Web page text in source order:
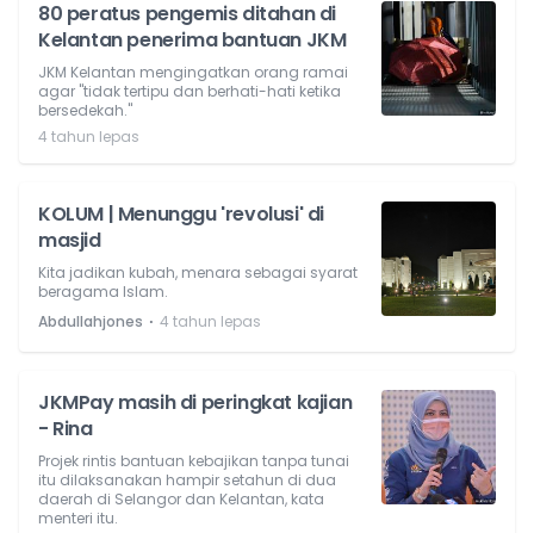
80 peratus pengemis ditahan di
Kelantan penerima bantuan JKM
JKM Kelantan mengingatkan orang ramai
agar "tidak tertipu dan berhati-hati ketika
bersedekah."
4 tahun lepas
KOLUM | Menunggu 'revolusi' di
masjid
Kita jadikan kubah, menara sebagai syarat
beragama Islam.
Abdullahjones ⋅ 4 tahun lepas
JKMPay masih di peringkat kajian
- Rina
Projek rintis bantuan kebajikan tanpa tunai
itu dilaksanakan hampir setahun di dua
daerah di Selangor dan Kelantan, kata
menteri itu.